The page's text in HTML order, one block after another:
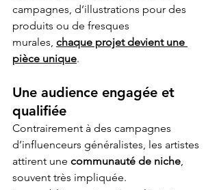
campagnes, d’illustrations pour des
produits ou de fresques
murales, chaque projet devient une
pièce unique.
Une audience engagée et
qualifiée
Contrairement à des campagnes
d’influenceurs généralistes, les artistes
attirent une communauté de niche
souvent très impliquée.